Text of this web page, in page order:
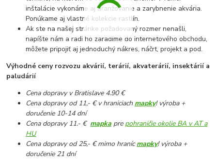
inštalácie vykonáme aj aranžovanie a zarybnenie akvária.
Ponúkame aj vlastné kolekcie rastlín.
Ak ste na našej stránke požadovaný rozmer nenašli,
napíšte nám a radi ho zaradíme do internetového obchodu,
môžete pripojiť aj jednoduchý nákres, náčrt, projekt a pod.
Výhodné ceny rozvozu akvárií, terárií, akvaterárií, insektárií a
paludárií
Cena dopravy v Bratislave 4.90 €
Cena dopravy od 11,- € v hraniciach mapky! výroba +
doručenie 10-14 dní
Cena dopravy 11.- € mapka pre pohraničie okolie BA v AT a
HU
Cena dopravy od 25,- € mimo hranícmapky! výroba +
doručenie 21 dní